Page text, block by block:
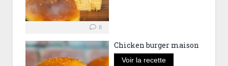
8
Chicken burger maison
Voir la recette